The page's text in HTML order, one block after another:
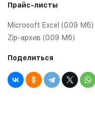
Прайс-листы
Microsoft Excel (0.09 Мб)
Zip-архив (0.09 Мб)
Поделиться